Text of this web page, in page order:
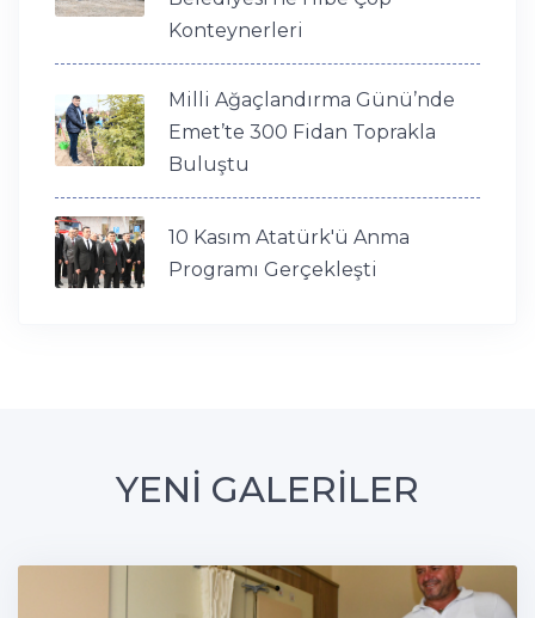
Konteynerleri
Milli Ağaçlandırma Günü’nde
Emet’te 300 Fidan Toprakla
Buluştu
10 Kasım Atatürk'ü Anma
Programı Gerçekleşti
YENİ GALERİLER